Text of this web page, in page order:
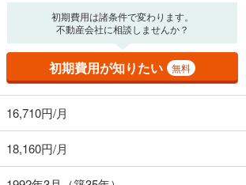
機関等における貸出金利とは何ら関係がなく、実際
る貸出金利を何ら保証するものではありません。返
済」にて算出しております。入力された金利を35年
結果を表示しています。
初期費用がかかります。ご注意ください。実際にお
れができないことがあります。
会社に購入相談をする
初期費用は諸条件で変わります。
不動産会社に相談しませんか？
初期費用が知りたい 無料
16,710円/月
18,160円/月